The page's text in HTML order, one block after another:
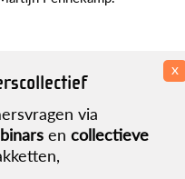
via
en collectieve
x